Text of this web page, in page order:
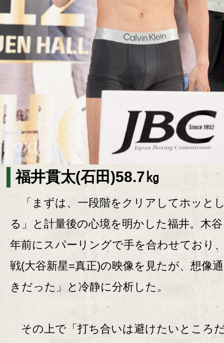
福井貫太(石田)58.7㎏
「まずは、一段階をクリアしてホッと
る」と計量後の心境を明かした福井。木
年前にスパーリングで手を合わせており
戦(大谷新星=真正)の映像を見たが、想像
きだった」と冷静に分析した。
その上で「打ち合いは避けたいところ